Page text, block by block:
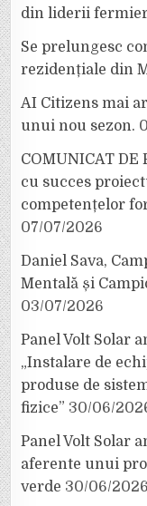
din liderii
Se prelungesc
rezidențiale din
AI Citizens mai
unui nou sezon.
COMUNICAT DE
cu succes
competențelor
07/07/2026
Daniel Sava,
Mentală și
03/07/2026
Panel Volt Solar
„Instalare de
produse de
fizice” 30/06/
Panel Volt Solar
aferente unui
verde 30/06/2026